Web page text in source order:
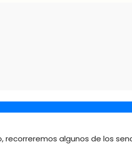
algunos de los